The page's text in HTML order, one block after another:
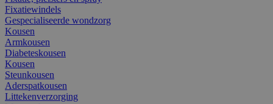
Fixatiewindels
Gespecialiseerde wondzorg
Kousen
Armkousen
Diabeteskousen
Kousen
Steunkousen
Aderspatkousen
Littekenverzorging